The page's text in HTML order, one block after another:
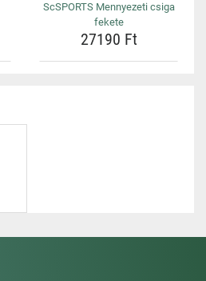
ScSPORTS Mennyezeti csiga
fekete
27190 Ft